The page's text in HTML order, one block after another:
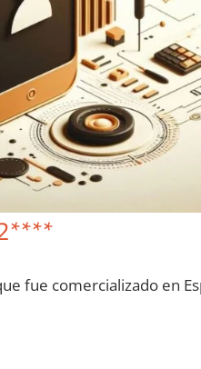
fue comercializado en